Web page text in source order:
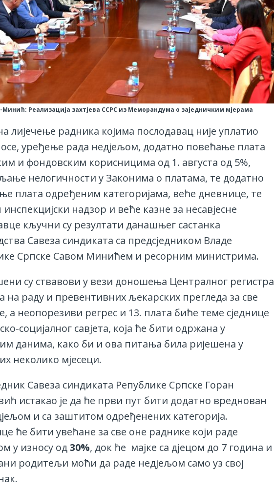
Реализација захтјева ССРС из Меморандума о заједничким мјерама
лијечење радника којима послодавац није уплатио
уређење рада недјељом, додатно повећање плата
и фондовским корисницима од 1. августа од 5%,
нелогичности у Законима о платама, те додатно
плата одређеним категоријама, веће дневнице, те
инспекцијски надзор и веће казне за несавјесне
кључни су резултати данашњег састанка
Савеза синдиката са предсједником Владе
Српске Савом Минићем и ресорним министрима.
су ствавови у вези доношења Централног регистра
на раду и превентивних љекарских прегледа за све
а неопорезиви регрес и 13. плата биће теме сједнице
социјалног савјета, која ће бити одржана у
данима, како би и ова питања била ријешена у
неколико мјесеци.
Савеза синдиката Републике Српске Горан
истакао је да ће први пут бити додатно вреднован
и са заштитом одређенених категорија.
ће бити увећане за све оне раднике који раде
у износу од30%, док ће мајке са дјецом до 7 година и
родитељи моћи да раде недјељом само уз свој